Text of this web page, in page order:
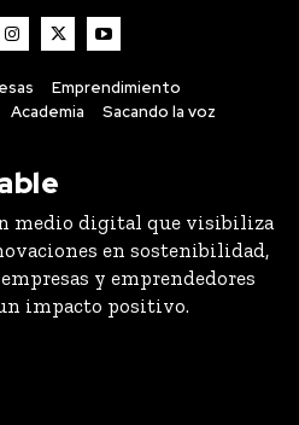
Emprendimiento
Academia Sacando la voz
medio digital que visibiliza
en sostenibilidad,
y emprendedores
impacto positivo.